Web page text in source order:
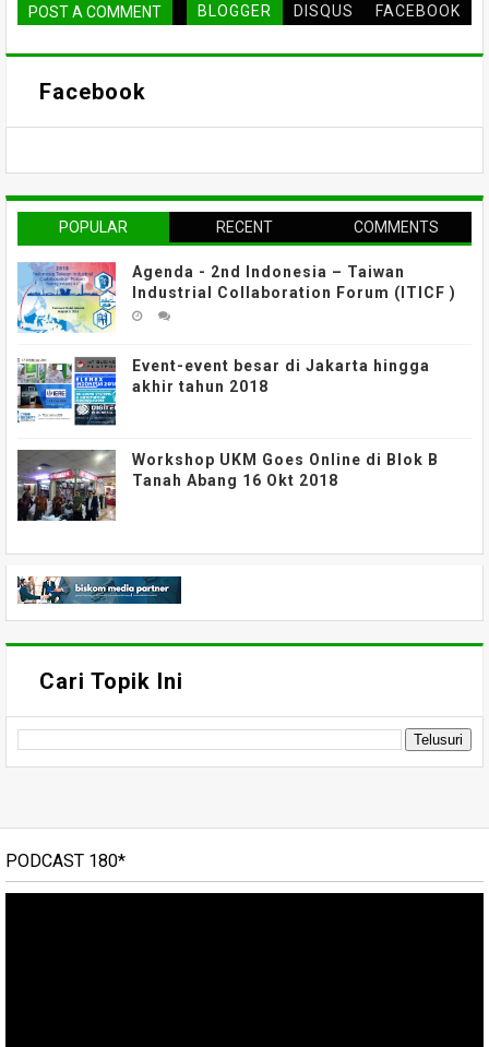
POST A COMMENT BLOGGER DISQUS FACEBOOK
Facebook
POPULAR RECENT COMMENTS
Agenda - 2nd Indonesia – Taiwan
Industrial Collaboration Forum (ITICF )
Event-event besar di Jakarta hingga
akhir tahun 2018
Workshop UKM Goes Online di Blok B
Tanah Abang 16 Okt 2018
Cari Topik Ini
PODCAST 180*